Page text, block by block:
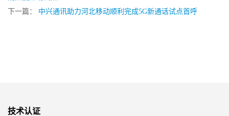
下一篇： 中兴通讯助力河北移动顺利完成5G新通话试点首呼
技术认证